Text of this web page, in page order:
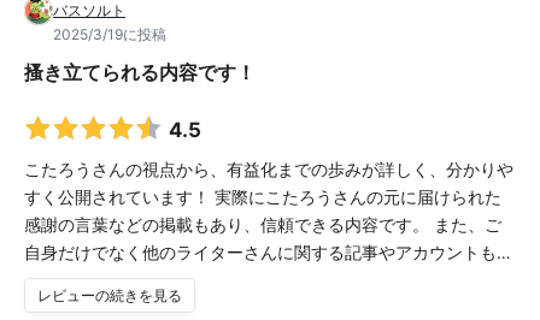
バスソルト
2025/3/19に投稿
搔き立てられる内容です！
4.5
こたろうさんの視点から、有益化までの歩みが詳しく、分かりや
すく公開されています！ 実際にこたろうさんの元に届けられた
感謝の言葉などの掲載もあり、信頼できる内容です。 また、ご
自身だけでなく他のライターさんに関する記事やアカウントも…
レビューの続きを見る